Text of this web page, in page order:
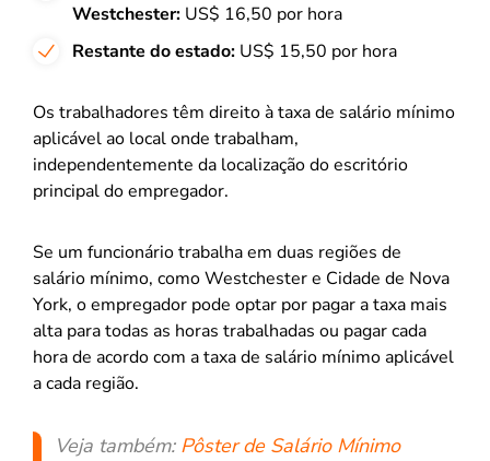
Westchester: US$ 16,50 por hora
Restante do estado: US$ 15,50 por hora
Os trabalhadores têm direito à taxa de salário mínimo
aplicável ao local onde trabalham,
independentemente da localização do escritório
principal do empregador.
Se um funcionário trabalha em duas regiões de
salário mínimo, como Westchester e Cidade de Nova
York, o empregador pode optar por pagar a taxa mais
alta para todas as horas trabalhadas ou pagar cada
hora de acordo com a taxa de salário mínimo aplicável
a cada região.
Veja também: Pôster de Salário Mínimo